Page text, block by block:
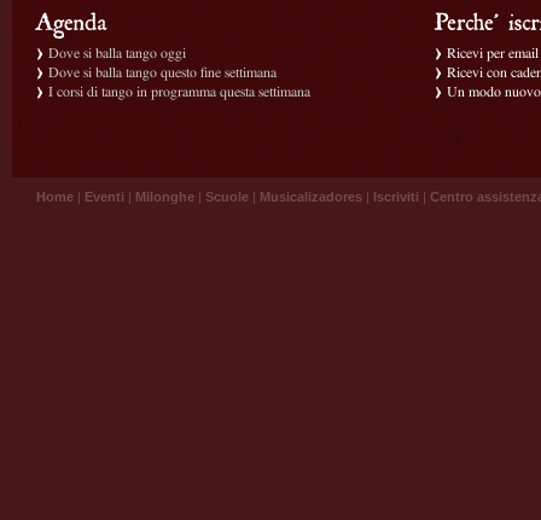
Dove si balla tango oggi
Dove si balla tango questo fine settimana
I corsi di tango in programma questa settimana
Ricevi per
Ricevi con
Un modo
Home | Eventi | Milonghe | Scuole | Musicalizadores | Iscriviti | Centro